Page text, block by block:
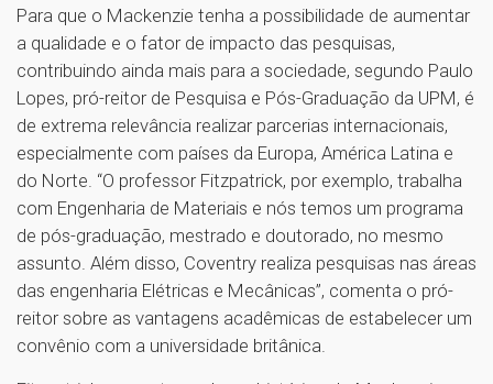
Para que o Mackenzie tenha a possibilidade de aumentar
a qualidade e o fator de impacto das pesquisas,
contribuindo ainda mais para a sociedade, segundo Paulo
Lopes, pró-reitor de Pesquisa e Pós-Graduação da UPM, é
de extrema relevância realizar parcerias internacionais,
especialmente com países da Europa, América Latina e
do Norte. “O professor Fitzpatrick, por exemplo, trabalha
com Engenharia de Materiais e nós temos um programa
de pós-graduação, mestrado e doutorado, no mesmo
assunto. Além disso, Coventry realiza pesquisas nas áreas
das engenharia Elétricas e Mecânicas”, comenta o pró-
reitor sobre as vantagens acadêmicas de estabelecer um
convênio com a universidade britânica.